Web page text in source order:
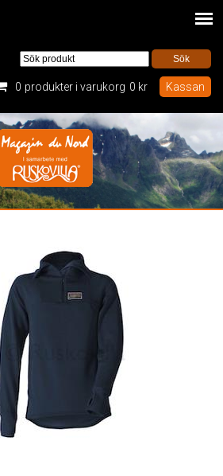
0 produkter i varukorg 0 kr Kassan